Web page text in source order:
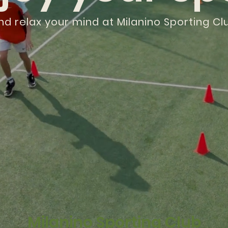
relax your mind at Milanino Sporting
Milanino Sporting Club